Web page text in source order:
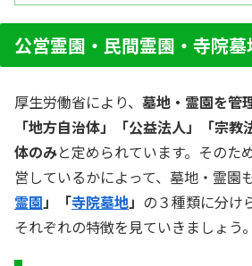
公営霊園・民間霊園・寺院
厚生労働省により、 墓地・霊園を管
「地方自治体」「公益法人」「宗
体のみと定められています。そのた
営しているかによって、墓地・霊園
霊園」「寺院墓地」 の３種類に分け
それぞれの特徴を見ていきましょう。